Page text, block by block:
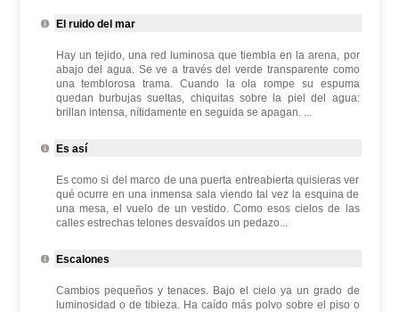
El ruido del mar
Hay un tejido, una red luminosa que tiembla en la arena, por
abajo del agua. Se ve a través del verde transparente como
una temblorosa trama. Cuando la ola rompe su espuma
quedan burbujas sueltas, chiquitas sobre la piel del agua:
brillan intensa, nítidamente en seguida se apagan. ...
Es así
Es como si del marco de una puerta entreabierta quisieras ver
qué ocurre en una inmensa sala viendo tal vez la esquina de
una mesa, el vuelo de un vestido. Como esos cielos de las
calles estrechas telones desvaídos un pedazo...
Escalones
Cambios pequeños y tenaces. Bajo el cielo ya un grado de
luminosidad o de tibieza. Ha caído más polvo sobre el piso o